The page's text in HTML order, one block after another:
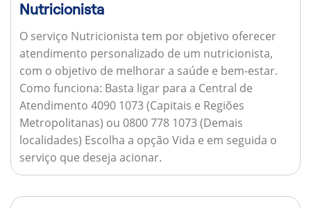
Nutricionista
O serviço Nutricionista tem por objetivo oferecer
atendimento personalizado de um nutricionista,
com o objetivo de melhorar a saúde e bem-estar.
Como funciona: Basta ligar para a Central de
Atendimento 4090 1073 (Capitais e Regiões
Metropolitanas) ou 0800 778 1073 (Demais
localidades) Escolha a opção Vida e em seguida o
serviço que deseja acionar.